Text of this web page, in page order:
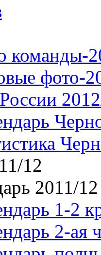
команды-
фото-
12
2011/12
1-2
2-ая